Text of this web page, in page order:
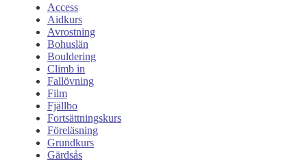
Access
Aidkurs
Avrostning
Bohuslän
Bouldering
Climb in
Fallövning
Film
Fjällbo
Fortsättningskurs
Föreläsning
Grundkurs
Gärdsås